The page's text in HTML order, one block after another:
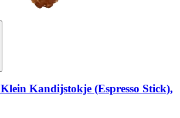
Klein Kandijstokje (Espresso Stick),